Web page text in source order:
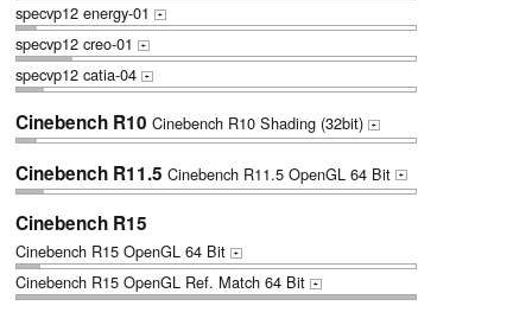
specvp12 energy-01 +
specvp12 creo-01 +
specvp12 catia-04 +
Cinebench R10 Cinebench R10 Shading (32bit) +
Cinebench R11.5 Cinebench R11.5 OpenGL 64 Bit +
Cinebench R15
Cinebench R15 OpenGL 64 Bit +
Cinebench R15 OpenGL Ref. Match 64 Bit +